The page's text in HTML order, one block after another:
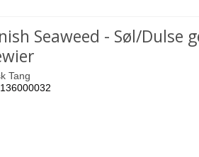
Seaweed - Søl/Dulse
Tang